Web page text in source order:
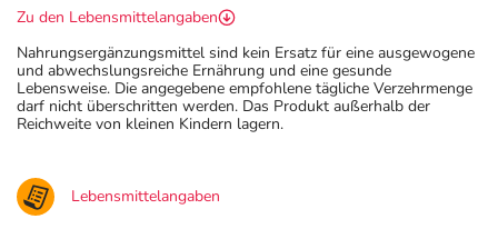
Zu den Lebensmittelangaben
Nahrungsergänzungsmittel sind kein Ersatz für eine ausgewogene
und abwechslungsreiche Ernährung und eine gesunde
Lebensweise. Die angegebene empfohlene tägliche Verzehrmenge
darf nicht überschritten werden. Das Produkt außerhalb der
Reichweite von kleinen Kindern lagern.
Lebensmittelangaben